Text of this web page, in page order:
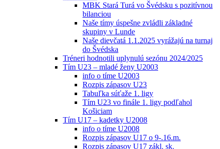
MBK Stará Turá vo Švédsku s pozitívnou
bilanciou
Naše tímy úspešne zvládli základné
skupiny v Lunde
Naše dievčatá 1.1.2025 vyrážajú na turnaj
do Švédska
Tréneri hodnotili uplynulú sezónu 2024/2025
Tím U23 – mladé ženy U2003
info o tíme U2003
Rozpis zápasov U23
Tabuľka súťaže 1. ligy
Tím U23 vo finále 1. ligy podľahol
Košiciam
Tím U17 – kadetky U2008
info o tíme U2008
Rozpis zápasov U17 o 9-.16.m.
Rozpis zápasov U17 zákl. sk.